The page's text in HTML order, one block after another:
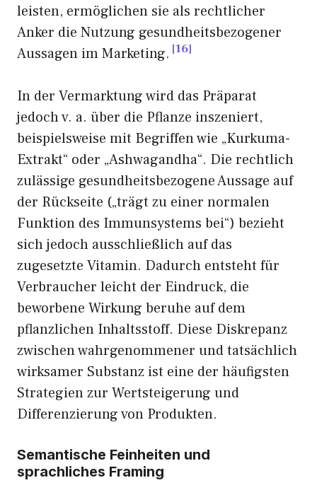
leisten, ermöglichen sie als rechtlicher
Anker die Nutzung gesundheitsbezogener
Aussagen im Marketing. 16
In der Vermarktung wird das Präparat
jedoch v. a. über die Pflanze inszeniert,
beispielsweise mit Begriffen wie „Kurkuma-
Extrakt“ oder „Ashwagandha“. Die rechtlich
zulässige gesundheitsbezogene Aussage auf
der Rückseite („trägt zu einer normalen
Funktion des Immunsystems bei“) bezieht
sich jedoch ausschließlich auf das
zugesetzte Vitamin. Dadurch entsteht für
Verbraucher leicht der Eindruck, die
beworbene Wirkung beruhe auf dem
pflanzlichen Inhaltsstoff. Diese Diskrepanz
zwischen wahrgenommener und tatsächlich
wirksamer Substanz ist eine der häufigsten
Strategien zur Wertsteigerung und
Differenzierung von Produkten.
Semantische Feinheiten und
sprachliches Framing